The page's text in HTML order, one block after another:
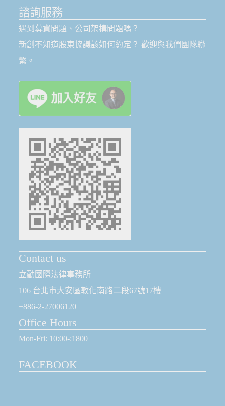
諮詢服務
遇到募資問題、公司架構問題嗎？
新創不知道股東協議該如何約定？ 歡迎與我們團隊聯
繫。
Contact us
立勤國際法律事務所
106 台北市大安區敦化南路二段67號17樓
+886-2-27006120
Office Hours
Mon-Fri: 10:00-:1800
FACEBOOK